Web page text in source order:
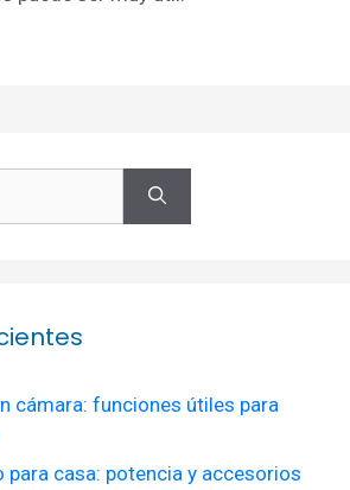
cámara: funciones útiles para
para casa: potencia y accesorios